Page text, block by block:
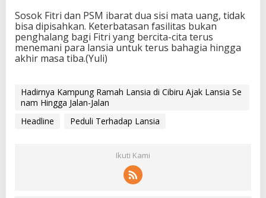
Sosok Fitri dan PSM ibarat dua sisi mata uang, tidak
bisa dipisahkan. Keterbatasan fasilitas bukan
penghalang bagi Fitri yang bercita-cita terus
menemani para lansia untuk terus bahagia hingga
akhir masa tiba.(Yuli)
Hadirnya Kampung Ramah Lansia di Cibiru Ajak Lansia Se
nam Hingga Jalan-Jalan
Headline
Peduli Terhadap Lansia
Ikuti Kami